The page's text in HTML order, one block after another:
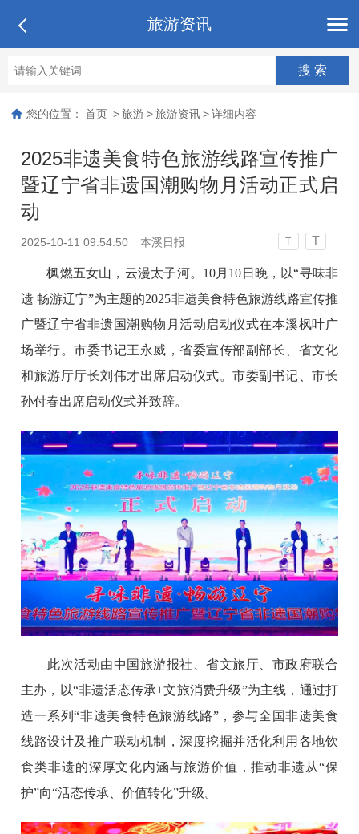
旅游资讯
您的位置： 首页 > 旅游 > 旅游资讯 > 详细内容
2025非遗美食特色旅游线路宣传推广
暨辽宁省非遗国潮购物月活动正式启
动
2025-10-11 09:54:50 本溪日报 T T
枫燃五女山，云漫太子河。10月10日晚，以“寻味非
遗 畅游辽宁”为主题的2025非遗美食特色旅游线路宣传推
广暨辽宁省非遗国潮购物月活动启动仪式在本溪枫叶广
场举行。市委书记王永威，省委宣传部副部长、省文化
和旅游厅厅长刘伟才出席启动仪式。市委副书记、市长
孙付春出席启动仪式并致辞。
此次活动由中国旅游报社、省文旅厅、市政府联合
主办，以“非遗活态传承+文旅消费升级”为主线，通过打
造一系列“非遗美食特色旅游线路”，参与全国非遗美食
线路设计及推广联动机制，深度挖掘并活化利用各地饮
食类非遗的深厚文化内涵与旅游价值，推动非遗从“保
护”向“活态传承、价值转化”升级。